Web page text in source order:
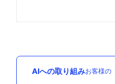
AIへの取り組みお客様の